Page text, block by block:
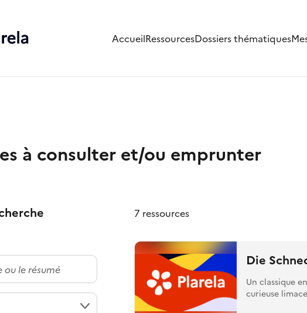
AccueilRessourcesDossiers thématiques
à consulter et/ou emprunter
7 ressources
Die
Un classique
curieuse